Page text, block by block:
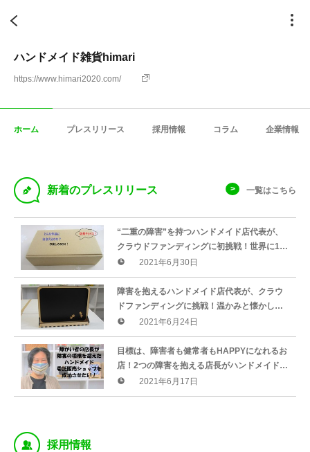
ハンドメイド雑貨himari
https://www.himari2020.com/
ホーム プレスリリース 採用情報 コラム 企業情報
D 新着のプレスリリース 一覧はこちら
“二重の障害”を持つハンドメイド店代表が、
クラウドファンディングに初挑戦！世界に1つ
だけの作品を詰め合わせた「お楽しみBOX」
がリターンに仲間入り
2021年6月30日
障害を抱えるハンドメイド店代表が、クラウ
ドファンディングに挑戦！温かみと懐かしさ
に癒される、“組み木”で手作りした「小さな
黒板」5種をリターンに追加
2021年6月24日
目標は、障害者も健常者もHAPPYになれるお
店！2つの障害を抱える店長がハンドメイド委
託販売ショップの継続を目指しクラウドファ
ンディングに挑戦
2021年6月17日
‰ 採用情報